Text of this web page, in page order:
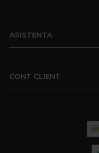
ASISTENTA
CONT CLIENT